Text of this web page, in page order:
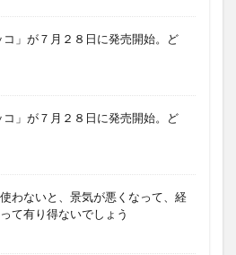
」が７月２８日に発売開始。ど
」が７月２８日に発売開始。ど
わないと、景気が悪くなって、経
て有り得ないでしょう